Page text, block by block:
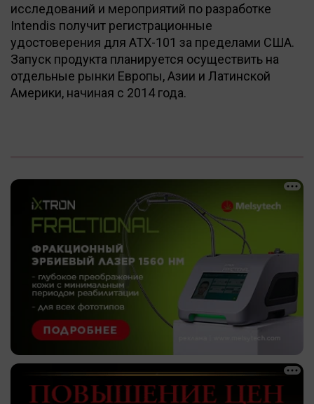
исследований и мероприятий по разработке
Intendis получит регистрационные
удостоверения для АТХ-101 за пределами США.
Запуск продукта планируется осуществить на
отдельные рынки Европы, Азии и Латинской
Америки, начиная с 2014 года.